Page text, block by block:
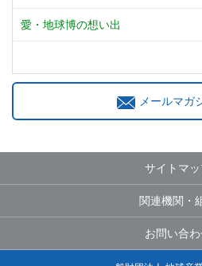
愛・地球博の想い出
メールマガ
サイトマ
関連機関・
お問い合